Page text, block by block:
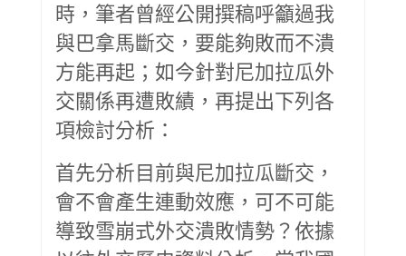
時，筆者曾經公開撰稿呼籲過我
與巴拿馬斷交，要能夠敗而不潰
方能再起；如今針對尼加拉瓜外
交關係再遭敗績，再提出下列各
項檢討分析：
首先分析目前與尼加拉瓜斷交，
會不會產生連動效應，可不可能
導致雪崩式外交潰敗情勢？依據